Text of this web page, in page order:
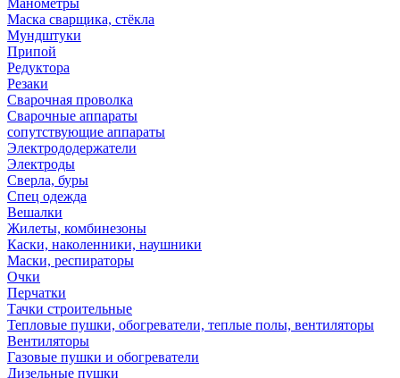
Манометры
Маска сварщика, стёкла
Мундштуки
Припой
Редуктора
Резаки
Сварочная проволка
Сварочные аппараты
сопутствующие аппараты
Электрододержатели
Электроды
Сверла, буры
Спец одежда
Вешалки
Жилеты, комбинезоны
Каски, наколенники, наушники
Маски, респираторы
Очки
Перчатки
Тачки строительные
Тепловые пушки, обогреватели, теплые полы, вентиляторы
Вентиляторы
Газовые пушки и обогреватели
Дизельные пушки